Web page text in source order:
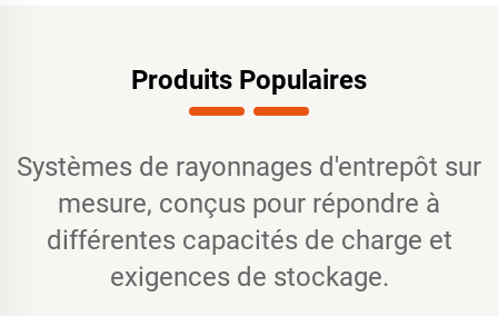
Produits Populaires
Systèmes de rayonnages d'entrepôt sur
mesure, conçus pour répondre à
différentes capacités de charge et
exigences de stockage.